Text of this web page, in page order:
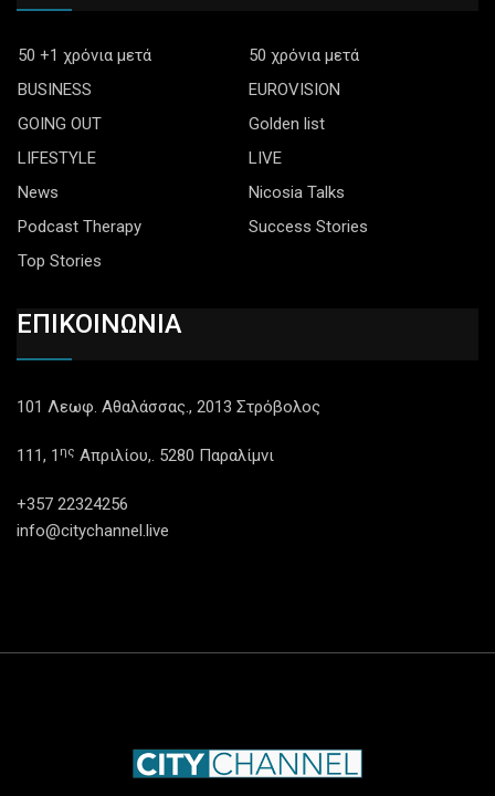
50 +1 χρόνια μετά
50 χρόνια μετά
BUSINESS
EUROVISION
GOING OUT
Golden list
LIFESTYLE
LIVE
News
Nicosia Talks
Podcast Therapy
Success Stories
Top Stories
ΕΠΙΚΟΙΝΩΝΙΑ
101 Λεωφ. Αθαλάσσας., 2013 Στρόβολος
111, 1 ης Απριλίου,. 5280 Παραλίμνι
+357 22324256
info@citychannel.live